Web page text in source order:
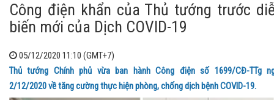
Công điện khẩn của Thủ tướng trước
biến mới của Dịch COVID-19
05/12/2020 11:10 (GMT+7)
Thủ tướng Chính phủ vừa ban hành Công điện số 1699/CĐ-TTg
2/12/2020 về tăng cường thực hiện phòng, chống dịch bệnh COVID-19.